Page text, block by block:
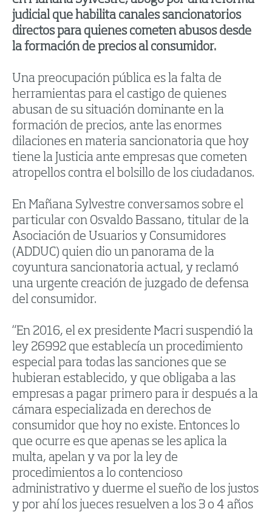
judicial que habilita canales sancionatorios
directos para quienes cometen abusos desde
la formación de precios al consumidor.
Una preocupación pública es la falta de
herramientas para el castigo de quienes
abusan de su situación dominante en la
formación de precios, ante las enormes
dilaciones en materia sancionatoria que hoy
tiene la Justicia ante empresas que cometen
atropellos contra el bolsillo de los ciudadanos.
En Mañana Sylvestre conversamos sobre el
particular con Osvaldo Bassano, titular de la
Asociación de Usuarios y Consumidores
(ADDUC) quien dio un panorama de la
coyuntura sancionatoria actual, y reclamó
una urgente creación de juzgado de defensa
del consumidor.
“En 2016, el ex presidente Macri suspendió la
ley 26992 que establecía un procedimiento
especial para todas las sanciones que se
hubieran establecido, y que obligaba a las
empresas a pagar primero para ir después a la
cámara especializada en derechos de
consumidor que hoy no existe. Entonces lo
que ocurre es que apenas se les aplica la
multa, apelan y va por la ley de
procedimientos a lo contencioso
administrativo y duerme el sueño de los justos
y por ahí los jueces resuelven a los 3 o 4 años